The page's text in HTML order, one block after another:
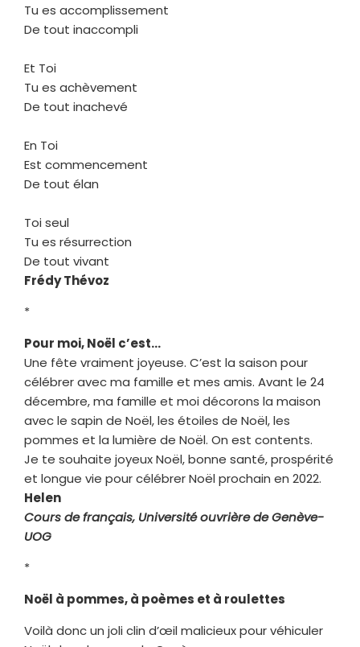
Tu es accomplissement
De tout inaccompli
Et Toi
Tu es achèvement
De tout inachevé
En Toi
Est commencement
De tout élan
Toi seul
Tu es résurrection
De tout vivant
Frédy Thévoz
*
Pour moi, Noël c’est…
Une fête vraiment joyeuse. C’est la saison pour
célébrer avec ma famille et mes amis. Avant le 24
décembre, ma famille et moi décorons la maison
avec le sapin de Noël, les étoiles de Noël, les
pommes et la lumière de Noël. On est contents.
Je te souhaite joyeux Noël, bonne santé, prospérité
et longue vie pour célébrer Noël prochain en 2022.
Helen
Cours de français, Université ouvrière de Genève-
UOG
*
Noël à pommes, à poèmes et à roulettes
Voilà donc un joli clin d’œil malicieux pour véhiculer